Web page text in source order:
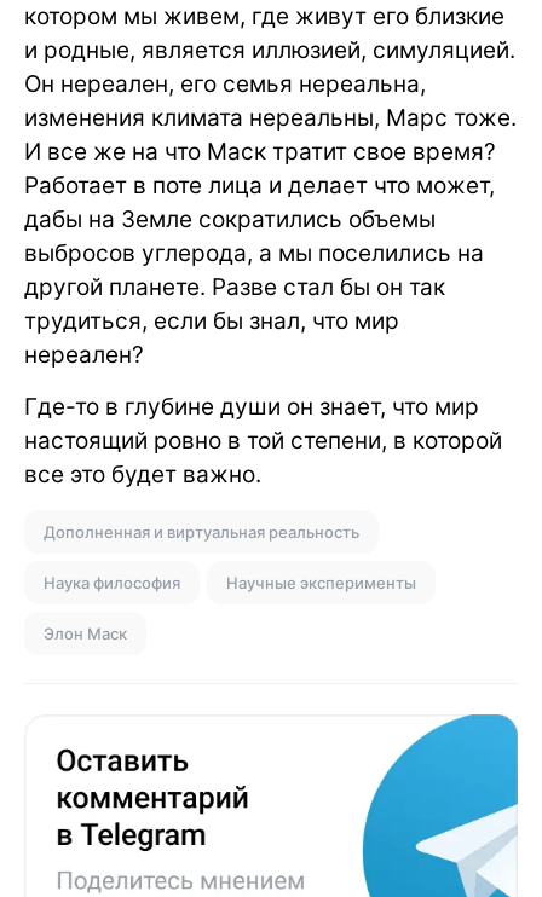
котором мы живем, где живут его близкие
и родные, является иллюзией, симуляцией.
Он нереален, его семья нереальна,
изменения климата нереальны, Марс тоже.
И все же на что Маск тратит свое время?
Работает в поте лица и делает что может,
дабы на Земле сократились объемы
выбросов углерода, а мы поселились на
другой планете. Разве стал бы он так
трудиться, если бы знал, что мир
нереален?
Где-то в глубине души он знает, что мир
настоящий ровно в той степени, в которой
все это будет важно.
Дополненная и виртуальная реальность
Наука философия Научные эксперименты
Элон Маск